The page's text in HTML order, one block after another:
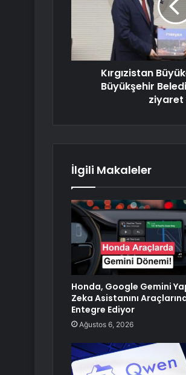
Kırgızistan
Büyükşehir
İlgili Makaleler
Honda, Google Gemini
Zeka Asistanını
Entegre Ediyor
Ağustos 6, 2026